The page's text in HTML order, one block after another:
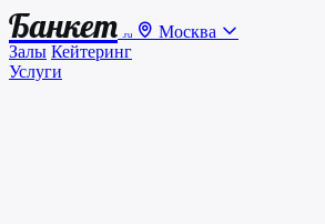
Банкет .ru
Москва
Залы Кейтеринг
Услуги